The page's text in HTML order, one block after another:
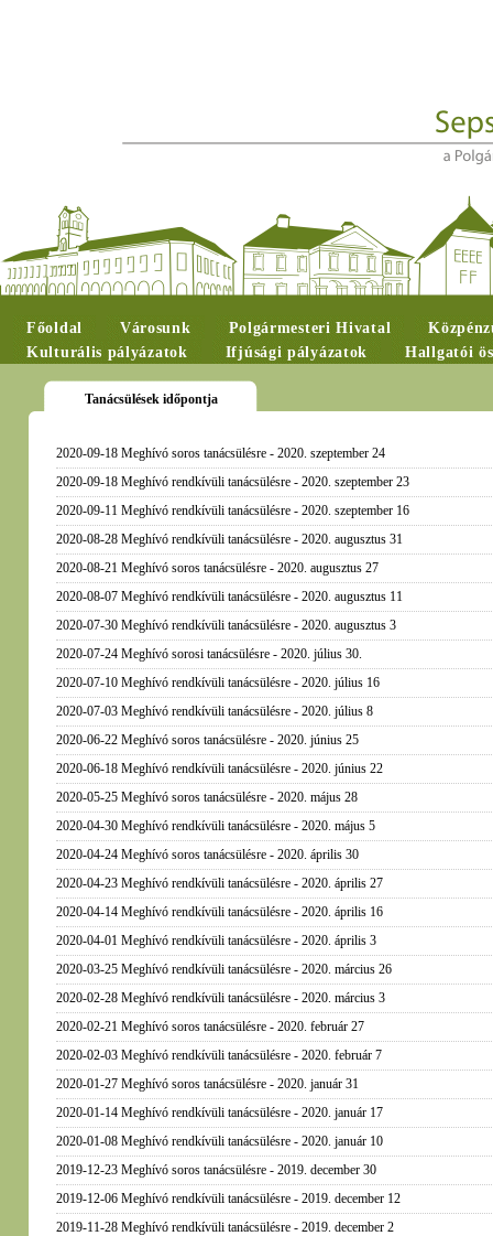
Főoldal Városunk Polgármesteri Hivatal
Kulturális pályázatok
Ifjúsági pályázatok Hallgatói
Tanácsülések időpontja
2020-09-18 Meghívó soros tanácsülésre - 2020. szeptember 24
2020-09-18 Meghívó rendkívüli tanácsülésre - 2020. szeptember 23
2020-09-11 Meghívó rendkívüli tanácsülésre - 2020. szeptember 16
2020-08-28 Meghívó rendkívüli tanácsülésre - 2020. augusztus 31
2020-08-21 Meghívó soros tanácsülésre - 2020. augusztus 27
2020-08-07 Meghívó rendkívüli tanácsülésre - 2020. augusztus 11
2020-07-30 Meghívó rendkívüli tanácsülésre - 2020. augusztus 3
2020-07-24 Meghívó sorosi tanácsülésre - 2020. július 30.
2020-07-10 Meghívó rendkívüli tanácsülésre - 2020. július 16
2020-07-03 Meghívó rendkívüli tanácsülésre - 2020. július 8
2020-06-22 Meghívó soros tanácsülésre - 2020. június 25
2020-06-18 Meghívó rendkívüli tanácsülésre - 2020. június 22
2020-05-25 Meghívó soros tanácsülésre - 2020. május 28
2020-04-30 Meghívó rendkívüli tanácsülésre - 2020. május 5
2020-04-24 Meghívó soros tanácsülésre - 2020. április 30
2020-04-23 Meghívó rendkívüli tanácsülésre - 2020. április 27
2020-04-14 Meghívó rendkívüli tanácsülésre - 2020. április 16
2020-04-01 Meghívó rendkívüli tanácsülésre - 2020. április 3
2020-03-25 Meghívó rendkívüli tanácsülésre - 2020. március 26
2020-02-28 Meghívó rendkívüli tanácsülésre - 2020. március 3
2020-02-21 Meghívó soros tanácsülésre - 2020. február 27
2020-02-03 Meghívó rendkívüli tanácsülésre - 2020. február 7
2020-01-27 Meghívó soros tanácsülésre - 2020. január 31
2020-01-14 Meghívó rendkívüli tanácsülésre - 2020. január 17
2020-01-08 Meghívó rendkívüli tanácsülésre - 2020. január 10
2019-12-23 Meghívó soros tanácsülésre - 2019. december 30
2019-12-06 Meghívó rendkívüli tanácsülésre - 2019. december 12
2019-11-28 Meghívó rendkívüli tanácsülésre - 2019. december 2